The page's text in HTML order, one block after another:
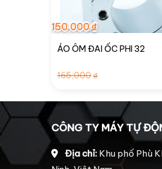
ÁO ÔM ĐAI ỐC PHI 32
165,000₫
165,000₫.
150,000₫
là:
150,000₫.
CÔNG TY MÁY TỰ
Địa chỉ: Khu phố Phù